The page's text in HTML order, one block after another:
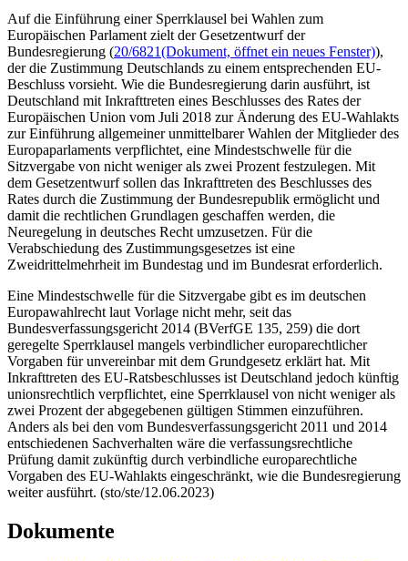
Auf die Einführung einer Sperrklausel bei Wahlen zum
Europäischen Parlament zielt der Gesetzentwurf der
Bundesregierung (20/6821(Dokument, öffnet ein neues Fenster)),
der die Zustimmung Deutschlands zu einem entsprechenden EU-
Beschluss vorsieht. Wie die Bundesregierung darin ausführt, ist
Deutschland mit Inkrafttreten eines Beschlusses des Rates der
Europäischen Union vom Juli 2018 zur Änderung des EU-Wahlakts
zur Einführung allgemeiner unmittelbarer Wahlen der Mitglieder des
Europaparlaments verpflichtet, eine Mindestschwelle für die
Sitzvergabe von nicht weniger als zwei Prozent festzulegen. Mit
dem Gesetzentwurf sollen das Inkrafttreten des Beschlusses des
Rates durch die Zustimmung der Bundesrepublik ermöglicht und
damit die rechtlichen Grundlagen geschaffen werden, die
Neuregelung in deutsches Recht umzusetzen. Für die
Verabschiedung des Zustimmungsgesetzes ist eine
Zweidrittelmehrheit im Bundestag und im Bundesrat erforderlich.
Eine Mindestschwelle für die Sitzvergabe gibt es im deutschen
Europawahlrecht laut Vorlage nicht mehr, seit das
Bundesverfassungsgericht 2014 (BVerfGE 135, 259) die dort
geregelte Sperrklausel mangels verbindlicher europarechtlicher
Vorgaben für unvereinbar mit dem Grundgesetz erklärt hat. Mit
Inkrafttreten des EU-Ratsbeschlusses ist Deutschland jedoch künftig
unionsrechtlich verpflichtet, eine Sperrklausel von nicht weniger als
zwei Prozent der abgegebenen gültigen Stimmen einzuführen.
Anders als bei den vom Bundesverfassungsgericht 2011 und 2014
entschiedenen Sachverhalten wäre die verfassungsrechtliche
Prüfung damit zukünftig durch verbindliche europarechtliche
Vorgaben des EU-Wahlakts eingeschränkt, wie die Bundesregierung
weiter ausführt. (sto/ste/12.06.2023)
Dokumente